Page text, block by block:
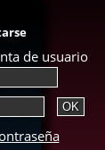
de usuario